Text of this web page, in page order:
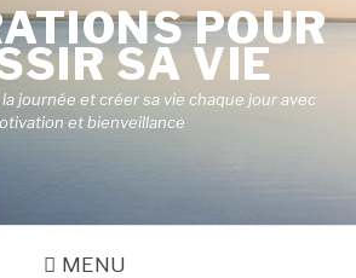
POUR
SA VIE
journée et créer sa vie chaque jour avec
et bienveillance
MENU